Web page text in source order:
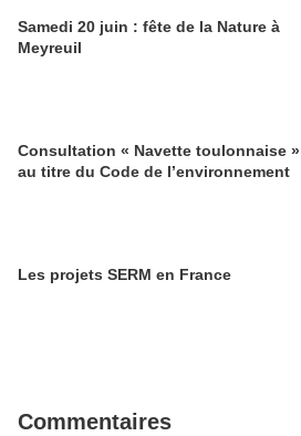
Samedi 20 juin : fête de la Nature à
Meyreuil
Consultation « Navette toulonnaise »
au titre du Code de l’environnement
Les projets SERM en France
Commentaires